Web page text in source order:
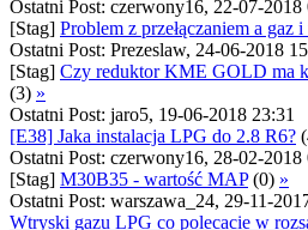
Ostatni Post: czerwony16, 22-07-2018
[Stag] Problem z przełączaniem a gaz
Ostatni Post: Prezeslaw, 24-06-2018
[Stag] Czy reduktor KME GOLD ma
(3) »
Ostatni Post: jaro5, 19-06-2018 23:31
[E38] Jaka instalacja LPG do 2.8 R6?
Ostatni Post: czerwony16, 28-02-2018
[Stag] M30B35 - wartość MAP(0) »
Ostatni Post: warszawa_24, 29-11-
Wtryski gazu LPG co polecacie w